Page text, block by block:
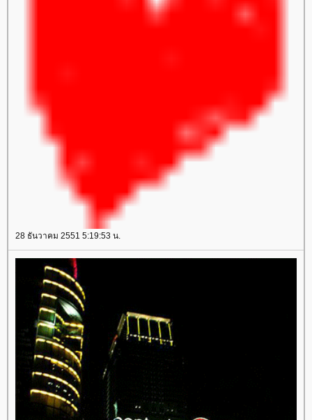
28 ธันวาคม 2551 5:19:53 น.